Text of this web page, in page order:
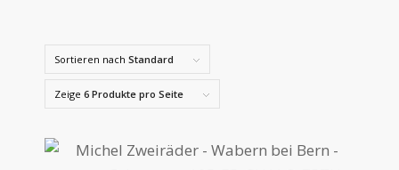
Sortieren nach Standard
Zeige 6 Produkte pro Seite